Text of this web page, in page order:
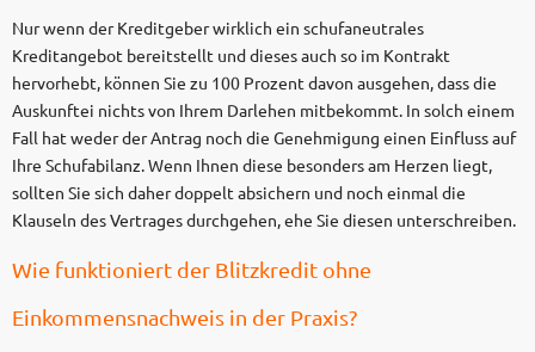
Nur wenn der Kreditgeber wirklich ein schufaneutrales
Kreditangebot bereitstellt und dieses auch so im Kontrakt
hervorhebt, können Sie zu 100 Prozent davon ausgehen, dass die
Auskunftei nichts von Ihrem Darlehen mitbekommt. In solch einem
Fall hat weder der Antrag noch die Genehmigung einen Einfluss auf
Ihre Schufabilanz. Wenn Ihnen diese besonders am Herzen liegt,
sollten Sie sich daher doppelt absichern und noch einmal die
Klauseln des Vertrages durchgehen, ehe Sie diesen unterschreiben.
Wie funktioniert der Blitzkredit ohne
Einkommensnachweis in der Praxis?